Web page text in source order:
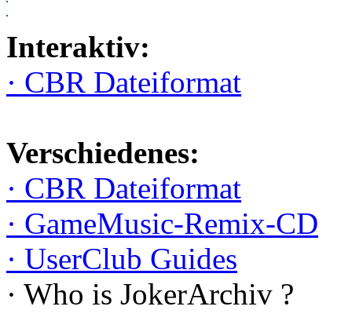
Interaktiv:
· CBR Dateiformat
Verschiedenes:
· CBR Dateiformat
· GameMusic-Remix-CD
· UserClub Guides
· Who is JokerArchiv ?